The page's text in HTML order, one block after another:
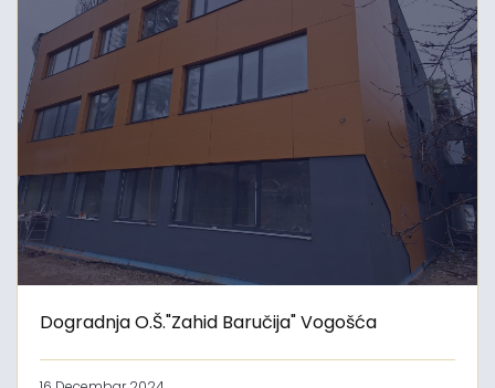
Dogradnja O.Š."Zahid Baručija" Vogošća